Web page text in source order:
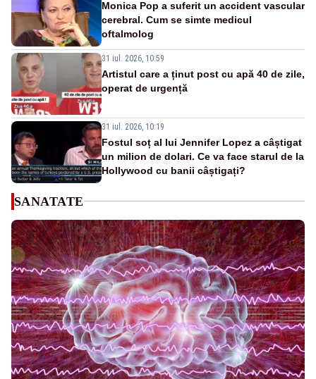
Monica Pop a suferit un accident vascular
cerebral. Cum se simte medicul
oftalmolog
31 iul. 2026, 10:59
Artistul care a ținut post cu apă 40 de zile,
operat de urgență
31 iul. 2026, 10:19
Fostul soț al lui Jennifer Lopez a câștigat
un milion de dolari. Ce va face starul de la
Hollywood cu banii câștigați?
SANATATE